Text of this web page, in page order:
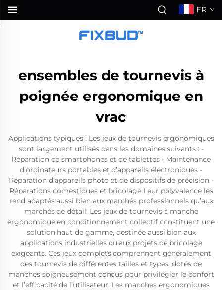
FR
ensembles de tournevis à
poignée ergonomique en
vrac
Applications typiques : Les jeux de tournevis ergonomiques
sont largement utilisés dans les domaines suivants : -
Réparation de smartphones et de tablettes - Maintenance
d’ordinateurs portables et d’appareils électroniques -
Réparation d’appareils photo et de dispositifs de précision -
Réparations domestiques et bricolage Leur polyvalence les
rend adaptés aussi bien aux marchés professionnels qu’aux
marchés de détail. Les jeux de tournevis à manche
ergonomique en conditionnement collectif constituent une
solution haut de gamme, destinée aussi bien aux
applications industrielles qu’aux projets de bricolage
exigeants. Ces jeux complets comprennent généralement
des tournevis de différentes tailles et types, dotés de
manches soigneusement conçus pour privilégier le confort
et l’efficacité de l’utilisateur. Les manches ergonomiques